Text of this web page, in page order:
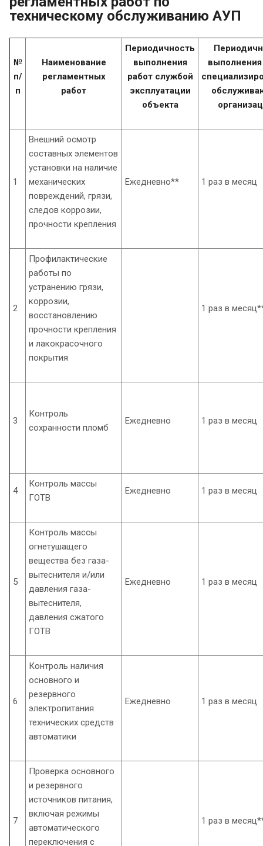
техническому обслуживанию АУП
№
п/
п
Наименование
регламентных
работ
Периодичность
выполнения
работ службой
эксплуатации
объекта
выполнения
1
Внешний осмотр
составных элементов
установки на наличие
механических
повреждений, грязи,
следов коррозии,
прочности крепления
Ежедневно** 1 раз в месяц
2
Профилактические
работы по
устранению грязи,
коррозии,
восстановлению
прочности крепления
и лакокрасочного
покрытия
1 раз в
3
Контроль
сохранности пломб
Ежедневно 1 раз в месяц
4
Контроль массы
ГОТВ
Ежедневно 1 раз в месяц
5
Контроль массы
огнетушащего
вещества без газа-
вытеснителя и/или
давления газа-
вытеснителя,
давления сжатого
ГОТВ
Ежедневно 1 раз в месяц
6
Контроль наличия
основного и
резервного
электропитания
технических средств
автоматики
Ежедневно 1 раз в месяц
7
Проверка основного
и резервного
источников питания,
включая режимы
автоматического
переключения с
1 раз в